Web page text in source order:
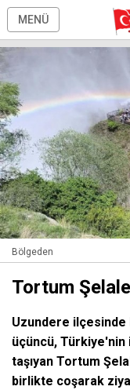
MENÜ
Bölgeden
Tortum
Uzundere ilçesinde
üçüncü,
taşıyan Tortum
birlikte coşarak